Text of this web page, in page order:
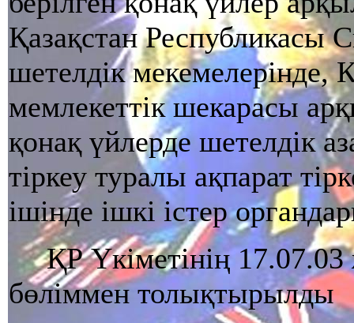
Қазақстан Республикасы
шетелдiк мекемелерiнде,
мемлекеттiк шекарасы
қонақ үйлерде шетелдiк
тiркеу туралы ақпарат
iшiнде iшкi iстер
ҚР Yкiметiнiң
бөлiммен толықтырылды